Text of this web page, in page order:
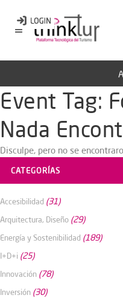
Event Tag:
Nada
Disculpe, pero no se
CATEGORÍAS
Accesibilidad (31)
Arquitectura, Diseño (29)
Energía y Sostenibilidad (189)
I+D+i (25)
Innovación (78)
Inversión (30)